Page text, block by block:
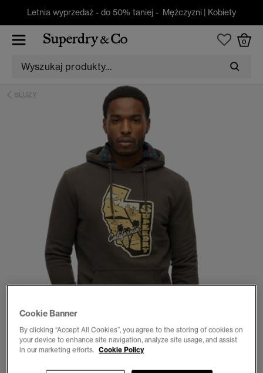
Letnia wyprzedaż - do 50% taniej - Mężczyzni | Kobiety
0
BLUZY
Cookie Banner
By clicking “Accept All Cookies”, you agree to the storing of cookies on
your device to enhance site navigation, analyze site usage, and assist
in our marketing efforts. Cookie Policy